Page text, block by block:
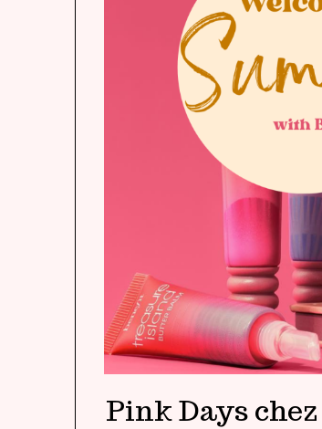
Pink Days